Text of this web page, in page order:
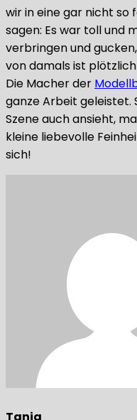
wir in eine gar nicht so
sagen: Es war toll und
verbringen und
von damals ist
Die Macher der
ganze Arbeit geleistet.
Szene auch ansieht,
kleine liebevolle
sich!